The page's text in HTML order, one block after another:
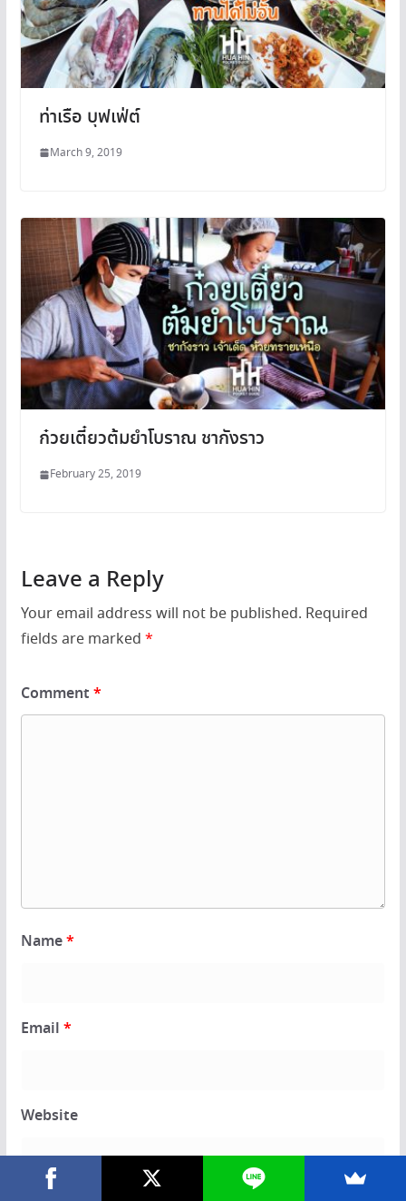
ท่าเรือ บุฟเฟ่ต์
March 9, 2019
ก๋วยเตี๋ยวต้มยำโบราณ ชากังราว
February 25, 2019
Leave a Reply
Your email address will not be published. Required
fields are marked *
Comment *
Name*
Email *
Website